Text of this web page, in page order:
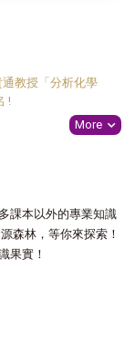
通教授「分析化學
!
More
課本以外的專業知識
森林，等你來探索！
果實！